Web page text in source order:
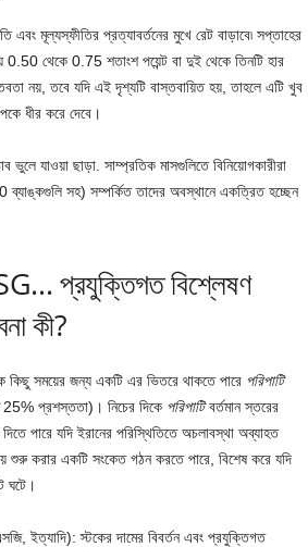
এবং মূল্যস্ফীতির প্রত্যাবর্তনের মুখে রেট বাড়াবে৷ সপ্তাহের
0.50 থেকে 0.75 শতাংশ পয়েন্ট বা দুই থেকে তিনটি হার
নয়, তবে যদি এই দৃশ্যটি বাস্তবায়িত হয়, তাহলে এটি খুব
ধীর করে দেবে।
যাওয়া ছাড়া. সাম্প্রতিক মাসগুলিতে বিনিয়োগকারীরা
ব্যাঙ্কগুলি সহ) সম্পর্কিত তাদের অবস্থানে একত্রিত হচ্ছেন
প্রযুক্তিগত বিশ্লেষণ
কী?
সময়ের জন্য একটি এর ভিতরে থাকতে পারে পরিপাটি
প্রশস্ততা)। নিচের দিকে পরিপাটিবর্তমান স্তরের
পারে যদি ইরানের পরিস্থিতিতে অচলাবস্থা অব্যাহত
শুরু করার একটি সংকেত গঠন করতে পারে, বিশেষ করে যদি
ঘটে।
ইত্যাদি): স্টকের দামের বিবর্তন এবং প্রযুক্তিগত